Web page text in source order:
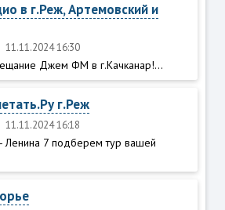
в г.Реж, Артемовский и
11.11.2024 16:30
Джем ФМ в г.Качканар!...
г.Реж
11.11.2024 16:18
Ленина 7 подберем тур вашей